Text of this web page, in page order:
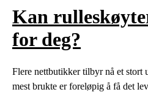
Kan
for deg?
Flere nettbutikker tilbyr nå et stort
mest brukte er foreløpig å få det